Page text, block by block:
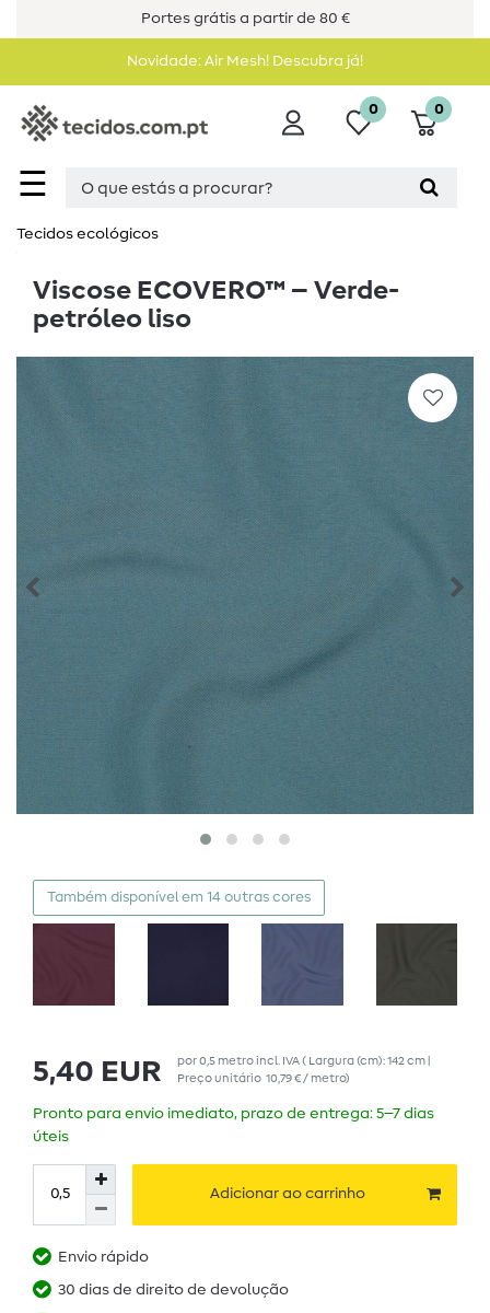
Portes grátis a partir de 80 €
Novidade: Air Mesh! Descubra já!
☰
0 0
Tecidos ecológicos
Viscose ECOVERO™ – Verde-
petróleo liso
Também disponível em 14 outras cores
5,40 EUR por0,5 metroincl. IVA( Largura (cm): 142 cm |
Preço unitário 10,79 € / metro)
Pronto para envio imediato, prazo de entrega: 5–7 dias
úteis
Adicionar ao carrinho
Envio rápido
30 dias de direito de devolução